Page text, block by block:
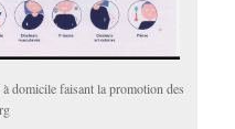
domicile faisant la promotion des